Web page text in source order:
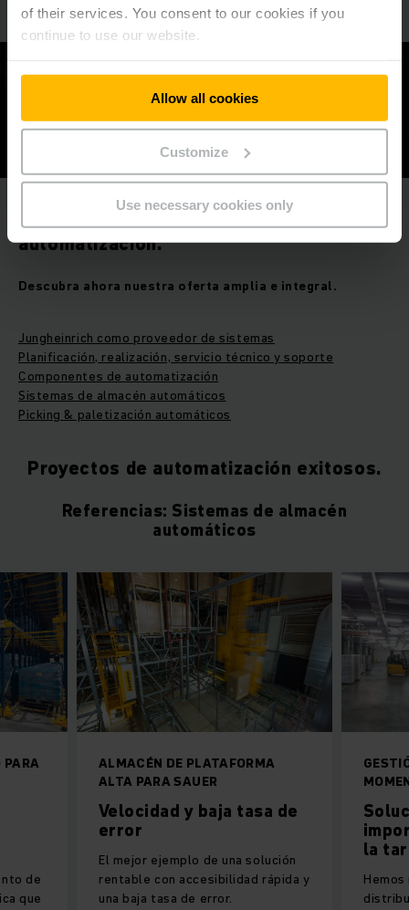
of their services. You consent to our cookies if you
continue to use our website.
Allow all cookies
Customize
Use necessary cookies only
Más detalles acerca de la
automatización.
Descubra ahora nuestra oferta amplia e integral.
Jungheinrich como proveedor de sistemas
Planificación, realización, servicio técnico y soporte
Componentes de automatización
Sistemas de almacén automáticos
Picking & paletización automáticos
Proyectos de automatización exitosos.
Referencias: Sistemas de almacén
automáticos
ALMACÉN DE PLATAFORMA
ALTA PARA SAUER
Velocidad y baja tasa de
error
El mejor ejemplo de una solución
rentable con accesibilidad rápida y
una baja tasa de error.
la
de
que